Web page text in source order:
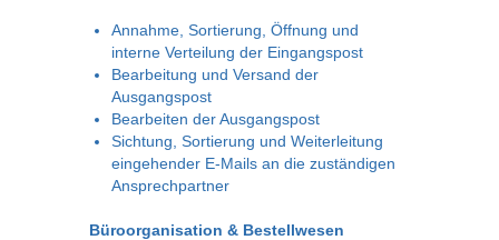
Annahme, Sortierung, Öffnung und
interne Verteilung der Eingangspost
Bearbeitung und Versand der
Ausgangspost
Bearbeiten der Ausgangspost
Sichtung, Sortierung und Weiterleitung
eingehender E‑Mails an die zuständigen
Ansprechpartner
Büroorganisation & Bestellwesen